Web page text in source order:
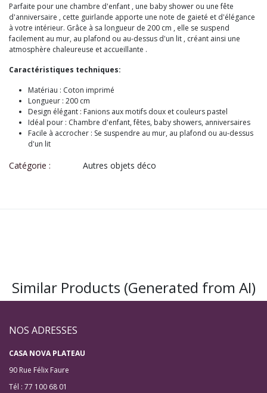
Parfaite pour une chambre d'enfant , une baby shower ou une fête
d'anniversaire , cette guirlande apporte une note de gaieté et d'élégance
à votre intérieur. Grâce à sa longueur de 200 cm , elle se suspend
facilement au mur, au plafond ou au-dessus d'un lit , créant ainsi une
atmosphère chaleureuse et accueillante .
Caractéristiques techniques:
Matériau : Coton imprimé
Longueur : 200 cm
Design élégant : Fanions aux motifs doux et couleurs pastel
Idéal pour : Chambre d'enfant, fêtes, baby showers, anniversaires
Facile à accrocher : Se suspendre au mur, au plafond ou au-dessus
d'un lit
Catégorie : Autres objets déco
Similar Products (Generated from AI)
NOS ADRESSES
CASA NOVA PLATEAU
90 Rue Félix Faure
Tél : 77 100 68 01